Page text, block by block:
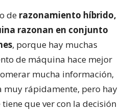
de razonamiento híbrido,
razonan en conjunto
, porque hay muchas
de máquina hace mejor
mucha información,
rápidamente, pero hay
que ver con la decisión